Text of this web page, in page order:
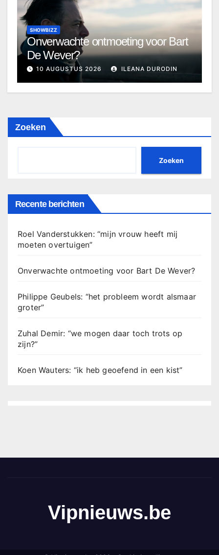
SHOWBIZZ
Onverwachte ontmoeting voor Bart
De Wever?
10 AUGUSTUS 2026 ILEANA DURODIN
Zoeken
Zoeken
Recente berichten
Roel Vanderstukken: “mijn vrouw heeft mij
moeten overtuigen”
Onverwachte ontmoeting voor Bart De Wever?
Philippe Geubels: “het probleem wordt alsmaar
groter”
Zuhal Demir: “we mogen daar toch trots op
zijn?”
Koen Wauters: “ik heb geoefend in een kist”
Vipnieuws.be